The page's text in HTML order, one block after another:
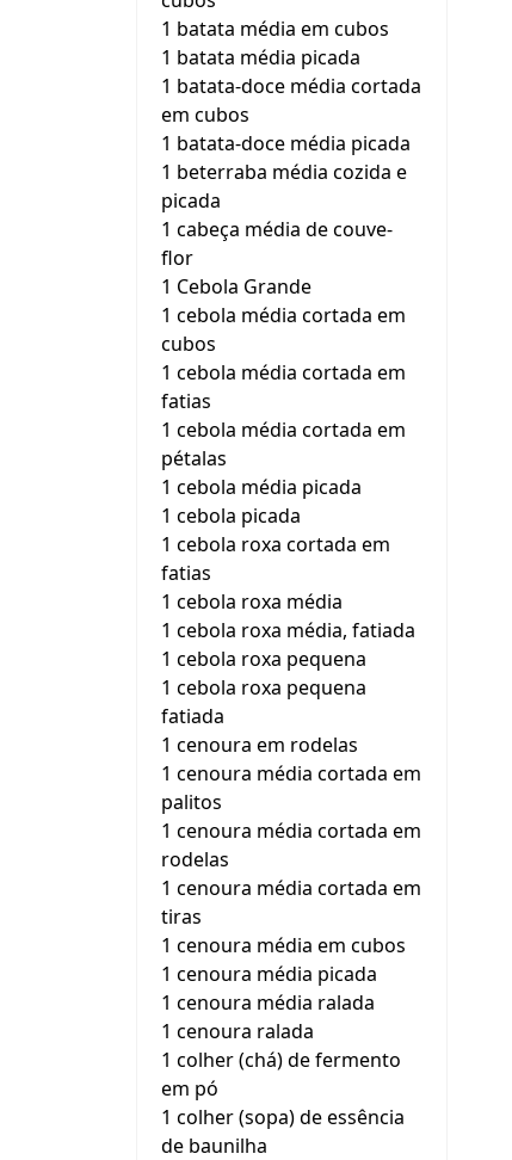
1 batata média em cubos
1 batata média picada
1 batata-doce média cortada
em cubos
1 batata-doce média picada
1 beterraba média cozida e
picada
1 cabeça média de couve-
flor
1 Cebola Grande
1 cebola média cortada em
cubos
1 cebola média cortada em
fatias
1 cebola média cortada em
pétalas
1 cebola média picada
1 cebola picada
1 cebola roxa cortada em
fatias
1 cebola roxa média
1 cebola roxa média, fatiada
1 cebola roxa pequena
1 cebola roxa pequena
fatiada
1 cenoura em rodelas
1 cenoura média cortada em
palitos
1 cenoura média cortada em
rodelas
1 cenoura média cortada em
tiras
1 cenoura média em cubos
1 cenoura média picada
1 cenoura média ralada
1 cenoura ralada
1 colher (chá) de fermento
em pó
1 colher (sopa) de essência
de baunilha